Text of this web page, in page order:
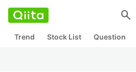
search
Trend Stock List Question